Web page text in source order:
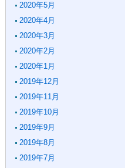
2020年5月
2020年4月
2020年3月
2020年2月
2020年1月
2019年12月
2019年11月
2019年10月
2019年9月
2019年8月
2019年7月